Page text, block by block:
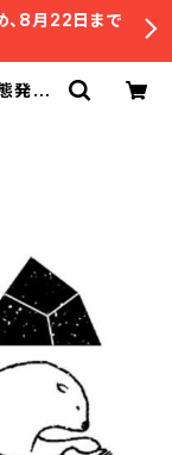
、8月22日まで
発生